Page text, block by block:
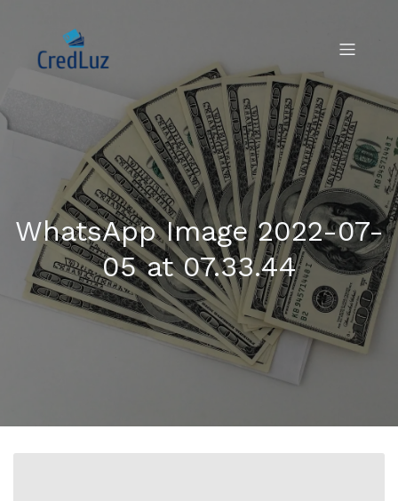
WhatsApp Image 2022-07-
05 at 07.33.44